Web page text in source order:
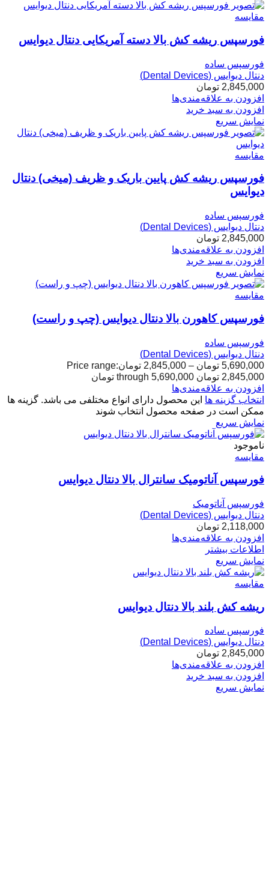
مقایسه
فورسپس ریشه کش بالا دسته آمریکایی دنتال دیوایس
فورسپس ساده
دنتال دیوایس (Dental Devices)
2,845,000 تومان
افزودن به علاقه‌مندی‌ها
افزودن به سبد خرید
نمایش سریع
مقایسه
فورسپس ریشه کش پایین باریک و ظریف (میخی) دنتال
دیوایس
فورسپس ساده
دنتال دیوایس (Dental Devices)
2,845,000 تومان
افزودن به علاقه‌مندی‌ها
افزودن به سبد خرید
نمایش سریع
مقایسه
فورسپس کاهورن بالا دنتال دیوایس (چپ و راست)
فورسپس ساده
دنتال دیوایس (Dental Devices)
5,690,000 تومان –
2,845,000 تومانPrice range:
2,845,000 تومان through 5,690,000 تومان
افزودن به علاقه‌مندی‌ها
انتخاب گزینه ها این محصول دارای انواع مختلفی می باشد. گزینه ها
ممکن است در صفحه محصول انتخاب شوند
نمایش سریع
ناموجود
مقایسه
فورسپس آناتومیک سانترال بالا دنتال دیوایس
فورسپس آناتومیک
دنتال دیوایس (Dental Devices)
2,118,000 تومان
افزودن به علاقه‌مندی‌ها
اطلاعات بیشتر
نمایش سریع
مقایسه
ریشه کش بلند بالا دنتال دیوایس
فورسپس ساده
دنتال دیوایس (Dental Devices)
2,845,000 تومان
افزودن به علاقه‌مندی‌ها
افزودن به سبد خرید
نمایش سریع